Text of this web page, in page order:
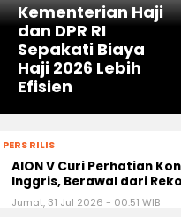
Kementerian Haji
dan DPR RI
Sepakati Biaya
Haji 2026 Lebih
Efisien
PERS RILIS
AION V Curi Perhatian
Inggris, Berawal dari
Jumat, 31 Jul 2026 - 00:51 WIB